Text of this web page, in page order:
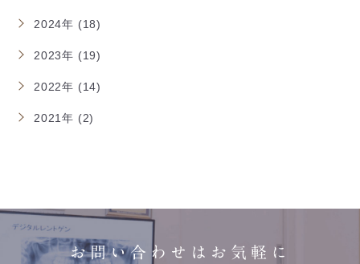
2024年 (18)
2023年 (19)
2022年 (14)
2021年 (2)
お問い合わせはお気軽に